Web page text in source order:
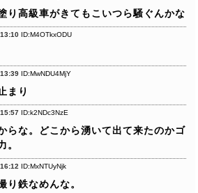
り高級車がきてもこいつら騒ぐんかな
ID:M4OTkxODU
ID:MwNDU4MjY
まり
ID:k2NDc3NzE
らな。どこから湧いて出て来たのかゴ
。
ID:MxNTUyNjk
り鉄なめんな。